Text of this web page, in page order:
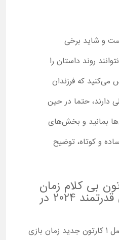
و شاید برخی
روند داستان را
می‌کنید که فرزندان
دارند، حتما در حین
بمانید و بخش‌های
و کوتاه، توضیح
بی کلام زمان
بازی بیم کوچولوی قدرتمند 2024 در
در آفرینک امکان تماشا فصل 1 کارتون جدید زمان بازی